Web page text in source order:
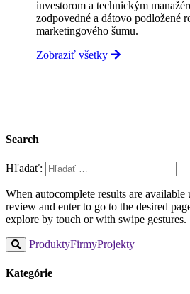
investorom a technickým
zodpovedné a dátovo podložené
marketingového šumu.
Zobraziť všetky
Search
Hľadať:
When autocomplete results are
review and enter to go to the desired
explore by touch or with swipe gestures.
ProduktyFirmyProjekty
Kategórie